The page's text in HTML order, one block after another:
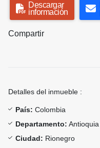
Descargar
información
Compartir
Detalles del inmueble :
País: Colombia
Departamento: Antioquia
Ciudad: Rionegro